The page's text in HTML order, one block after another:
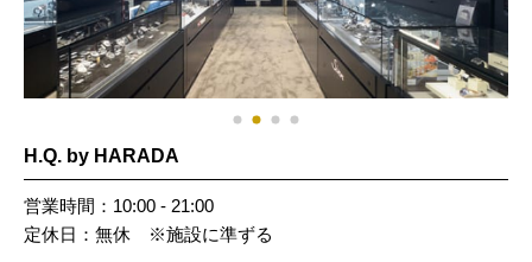
H.Q. by HARADA
営業時間：10:00 - 21:00
定休日：無休 ※施設に準ずる